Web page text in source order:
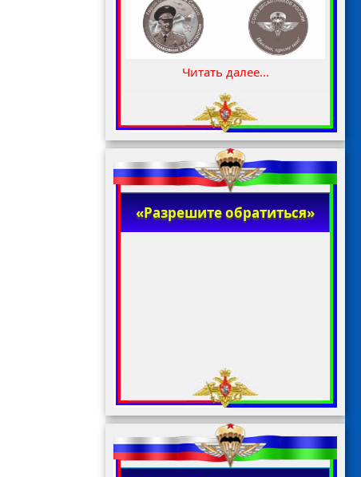
Читать далее...
«Разрешите обратиться»